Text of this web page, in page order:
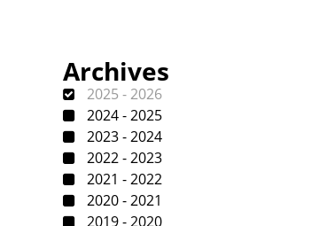
Archives
2025 - 2026
2024 - 2025
2023 - 2024
2022 - 2023
2021 - 2022
2020 - 2021
2019 - 2020